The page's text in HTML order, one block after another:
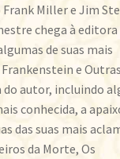
Miller e Jim
chega à editora
de suas mais
e Outras
do autor, incluindo
conhecida, a
das suas mais
da Morte, Os